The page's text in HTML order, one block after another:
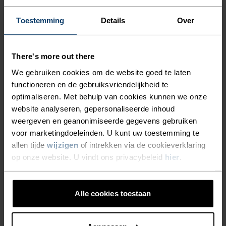
Toestemming Details Over
There's more out there
We gebruiken cookies om de website goed te laten
functioneren en de gebruiksvriendelijkheid te
optimaliseren. Met behulp van cookies kunnen we onze
website analyseren, gepersonaliseerde inhoud
weergeven en geanonimiseerde gegevens gebruiken
voor marketingdoeleinden. U kunt uw toestemming te
allen tijde wijzigen of intrekken via de cookieverklaring
op onze website. U vindt ons privacybeleid hier
Alle cookies toestaan
HALVE RITS ZORGT VOOR
EXTRA VENTILATIE
WANNEER JE DIE NODIG
HEBT. WANNEER
BESCHERMING EN COMFORT
EVEN BELANGRIJK ZIJN, IS
ODLO'S ROY-
TUSSENLAAGTOP MET HALVE
RITS VOOR DAMES EEN
GOEDE OPTIE.
ACTIVITEITSNIVEAU
LAAG
SOORT ACTIVITEIT
WAT DAN OOK MATIGE INTENSITEIT
Wandelen - Skiën & Snow
MATERIAAL
POLYESTER
Polyester is een stevige, synthetische vezel met
vochtafvoerende en sneldrogende eigenschappen. Het
behoudt zijn vorm, is kreukbestendig en krimpt niet.
Bovendien blijven de kleuren uitzonderlijk mooi, ook als je
het veel draagt. Je vindt dit materiaal onder andere in onze